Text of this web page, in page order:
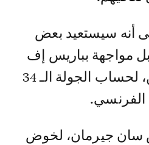
أنه سيستعيد بعض
مواجهة بباريس إف
سي، بملعب جانبوين، لحساب الجولة الـ 34
الفرنسي.
سان جيرمان، لخوض